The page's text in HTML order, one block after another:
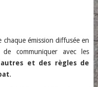
chaque émission diffusée en
communiquer avec les
et des règles de
.